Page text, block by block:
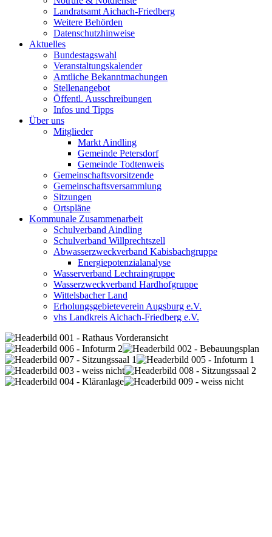
Landratsamt Aichach-Friedberg
Weitere Behörden
Datenschutzhinweise
Aktuelles
Bundestagswahl
Veranstaltungskalender
Amtliche Bekanntmachungen
Stellenangebot
Öffentl. Ausschreibungen
Infos und Tipps
Über uns
Mitglieder
Markt Aindling
Gemeinde Petersdorf
Gemeinde Todtenweis
Gemeinschaftsvorsitzende
Gemeinschaftsversammlung
Sitzungen
Ortspläne
Kommunale Zusammenarbeit
Schulverband Aindling
Schulverband Willprechtszell
Abwasserzweckverband Kabisbachgruppe
Energiepotenzialanalyse
Wasserverband Lechraingruppe
Wasserzweckverband Hardhofgruppe
Wittelsbacher Land
Erholungsgebieteverein Augsburg e.V.
vhs Landkreis Aichach-Friedberg e.V.